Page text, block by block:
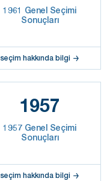
1961 Genel Seçimi
Sonuçları
seçim hakkında bilgi
1957
1957 Genel Seçimi
Sonuçları
seçim hakkında bilgi